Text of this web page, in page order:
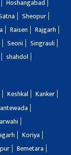
Hoshangabad
Sheopur
Raisen
Rajgarh
Seoni
Singrauli
shahdol
Keshkal
Kanker
Koriya
Bemetara